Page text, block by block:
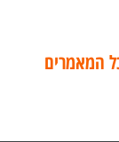
המאמרים